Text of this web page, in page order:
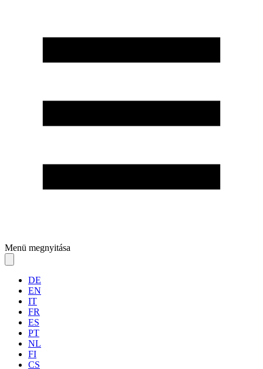
Menü megnyitása
DE
EN
IT
FR
ES
PT
NL
FI
CS